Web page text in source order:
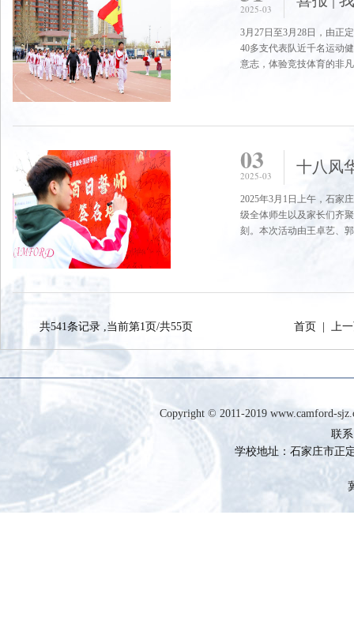
2025-03
3月27日至3月28日，由正
40多支代表队近千名运动
意志，体验竞技体育的非
03
2025-03
2025年3月1日上午，石家
级全体师生以及家长们齐
刻。本次活动由王卓艺、
共541条记录 ,当前第1页/共55页 首页 上
Copyright © 2011-2019 www.camford-
联
学校地址：石家庄市正